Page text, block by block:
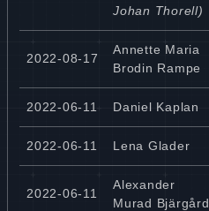
Johan Thorell)
2022-08-17
Annette Maria
Brodin Rampe
2022-06-11 Daniel Kaplan
2022-06-11 Lena Glader
2022-06-11
Alexander
Murad Bjärgård